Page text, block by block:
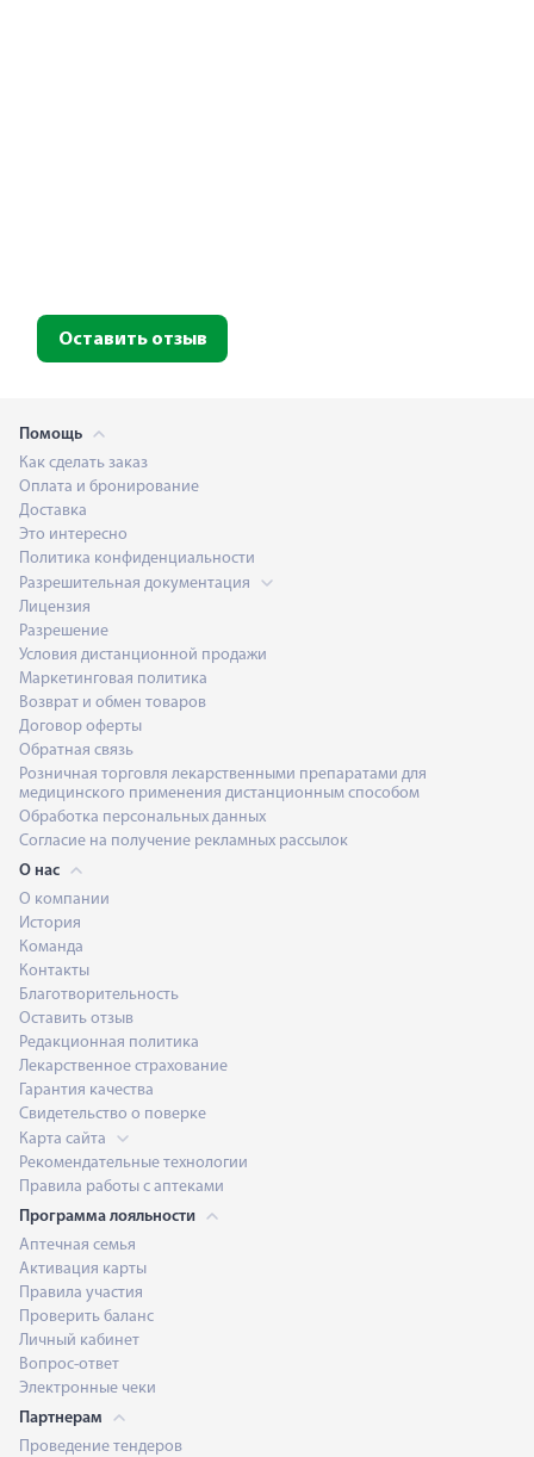
Оставить отзыв
Помощь
Как сделать заказ
Оплата и бронирование
Доставка
Это интересно
Политика конфиденциальности
Разрешительная документация
Лицензия
Разрешение
Условия дистанционной продажи
Маркетинговая политика
Возврат и обмен товаров
Договор оферты
Обратная связь
Розничная торговля лекарственными препаратами для
медицинского применения дистанционным способом
Обработка персональных данных
Согласие на получение рекламных рассылок
О нас
О компании
История
Команда
Контакты
Благотворительность
Оставить отзыв
Редакционная политика
Лекарственное страхование
Гарантия качества
Свидетельство о поверке
Карта сайта
Рекомендательные технологии
Правила работы с аптеками
Программа лояльности
Аптечная семья
Активация карты
Правила участия
Проверить баланс
Личный кабинет
Вопрос-ответ
Электронные чеки
Партнерам
Проведение тендеров